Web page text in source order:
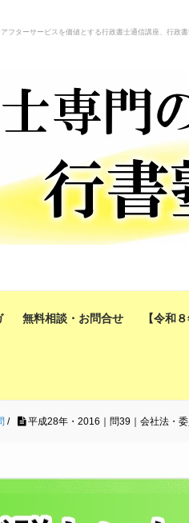
フターサービスを価値とする行政書士通信講座、行政書
無料相談・お問合せ 【令和
/ 平成28年・2016｜問39｜会社法・